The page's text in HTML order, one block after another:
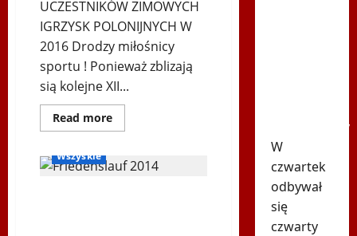
UCZESTNIKÓW ZIMOWYCH
IGRZYSK POLONIJNYCH W
2016 Drodzy miłośnicy
sportu ! Ponieważ zblizają
sią kolejne XII...
Read moreDowiedz
się
POLONIJNY
KURS
Biegi i rekreacja
Friedenslauf
Wszyskie
wstrzymany
W
czwartek
odbywał
się
czwarty